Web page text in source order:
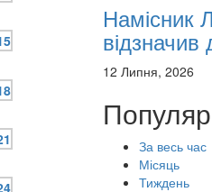
Намісник
відзначив
12 Липня, 2026
За весь час
Місяць
Тиждень